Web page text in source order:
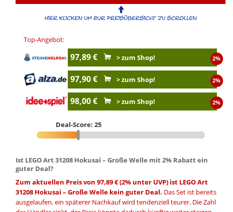
Top-Angebot:
97,89 € 2%
> zum Shop!
97,90 € 2%
> zum Shop!
98,00 € 2%
> zum Shop!
Deal-Score: 25
Ist LEGO Art 31208 Hokusai – Große Welle mit 2% Rabatt ein
guter Deal?
Zum aktuellen Preis von 97,89 € (2% unter UVP) ist LEGO Art
31208 Hokusai – Große Welle kein guter Deal. Das Set ist bereits
ausgelaufen, ein späterer Nachkauf wird tendenziell teurer. Die Zahl